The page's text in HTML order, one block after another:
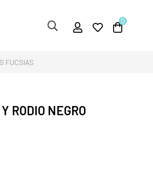
0
FUCSIAS
RODIO NEGRO